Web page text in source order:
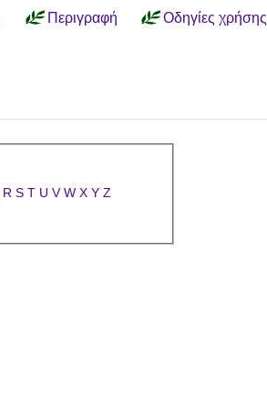
Περιγραφή Οδηγίες χρήσης
R S T U V W X Y Z